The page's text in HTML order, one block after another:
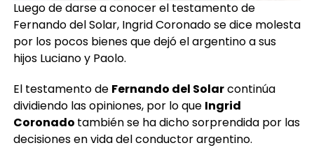
Luego de darse a conocer el testamento de
Fernando del Solar, Ingrid Coronado se dice molesta
por los pocos bienes que dejó el argentino a sus
hijos Luciano y Paolo.
El testamento de Fernando del Solarcontinúa
dividiendo las opiniones, por lo que Ingrid
Coronado también se ha dicho sorprendida por las
decisiones en vida del conductor argentino.